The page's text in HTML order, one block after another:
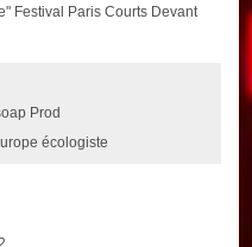
Festival Paris Courts Devant
Prod
écologiste